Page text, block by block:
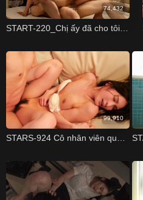
START-220_Chị ấy đã cho tôi hôn và đụ Suzu Honjou
74,432
STARS-924 Cô nhân viên quán cà phê xinh đẹp và tên biến thái bệnh hoạn Suzu Honjo
99,910